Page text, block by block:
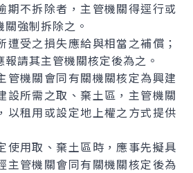
期不拆除者，主管機關得逕行或
強制拆除之。
遭受之損失應給與相當之補償；
請其主管機關核定後為之。
機關會同有關機關核定為興建
設所需之取、棄土區，主管機關
以租用或設定地上權之方式提供
使用取、棄土區時，應事先擬具
主管機關會同有關機關核定後為